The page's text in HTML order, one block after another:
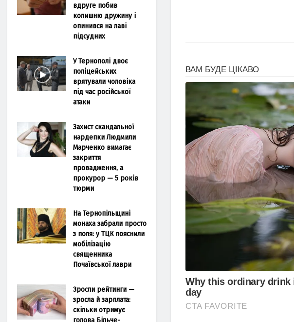
вдруге побив
колишню дружину і
опинився на лаві
підсудних
У Тернополі двоє
поліцейських
врятували чоловіка
під час російської
атаки
Захист скандальної
нардепки Людмили
Марченко вимагає
закриття
провадження, а
прокурор — 5 років
тюрми
На Тернопільщині
монаха забрали просто
з поля: у ТЦК пояснили
мобілізацію
священника
Почаївської лаври
Зросли рейтинги —
зросла й зарплата:
скільки отримує
голова Більче-